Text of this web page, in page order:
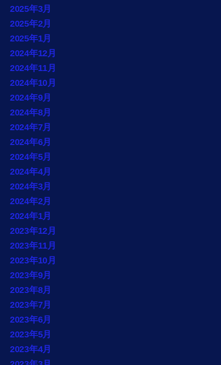
2025年3月
2025年2月
2025年1月
2024年12月
2024年11月
2024年10月
2024年9月
2024年8月
2024年7月
2024年6月
2024年5月
2024年4月
2024年3月
2024年2月
2024年1月
2023年12月
2023年11月
2023年10月
2023年9月
2023年8月
2023年7月
2023年6月
2023年5月
2023年4月